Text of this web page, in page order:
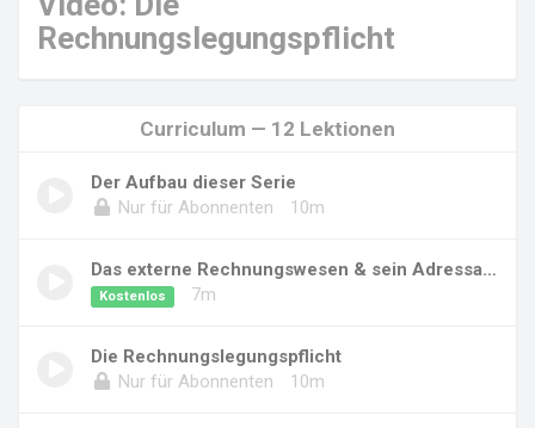
Rechnungslegungspflicht
Curriculum — 12 Lektionen
Der Aufbau dieser Serie
Nur für Abonnenten
10m
Das externe Rechnungswesen & sein Adressatenk...
Kostenlos 7m
Die Rechnungslegungspflicht
Nur für Abonnenten
10m